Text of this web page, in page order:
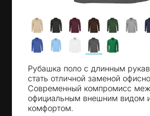
Рубашка поло с длинным
стать отличной заменой
Современный компромисс
официальным внешним видом
комфортом.